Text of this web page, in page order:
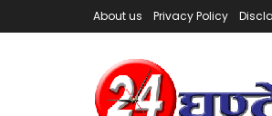
About us Privacy Policy